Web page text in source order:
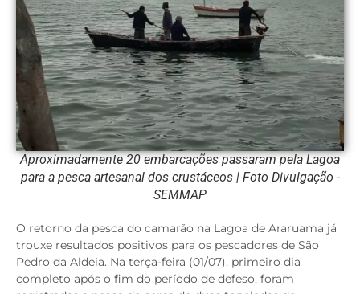
Aproximadamente 20 embarcações passaram pela Lagoa
para a pesca artesanal dos crustáceos | Foto Divulgação -
SEMMAP
O retorno da pesca do camarão na Lagoa de Araruama já
trouxe resultados positivos para os pescadores de São
Pedro da Aldeia. Na terça-feira (01/07), primeiro dia
completo após o fim do período de defeso, foram